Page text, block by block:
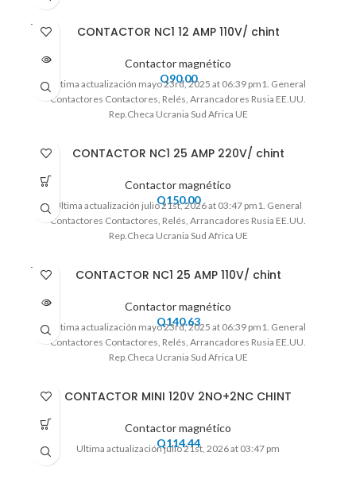
VENDI
DO
CONTACTOR NC1 12 AMP 110V/ chint
Contactor magnético
Q90.00
Ultima actualización mayo 23rd, 2025 at 06:39 pm1. General
Contactores Contactores, Relés, Arrancadores Rusia EE.UU.
Rep.Checa Ucrania Sud Africa UE
CONTACTOR NC1 25 AMP 220V/ chint
Contactor magnético
Q150.00
Ultima actualización julio 21st, 2026 at 03:47 pm1. General
Contactores Contactores, Relés, Arrancadores Rusia EE.UU.
Rep.Checa Ucrania Sud Africa UE
VENDI
DO
CONTACTOR NC1 25 AMP 110V/ chint
Contactor magnético
Q140.63
Ultima actualización mayo 23rd, 2025 at 06:39 pm1. General
Contactores Contactores, Relés, Arrancadores Rusia EE.UU.
Rep.Checa Ucrania Sud Africa UE
CONTACTOR MINI 120V 2NO+2NC CHINT
Contactor magnético
Q114.44
Ultima actualización julio 21st, 2026 at 03:47 pm